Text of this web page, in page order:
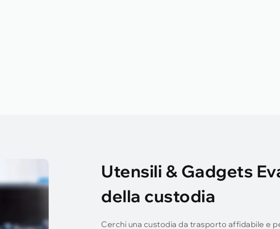
Utensili & Gadgets
della custodia
Cerchi una custodia da trasporto affidabile e